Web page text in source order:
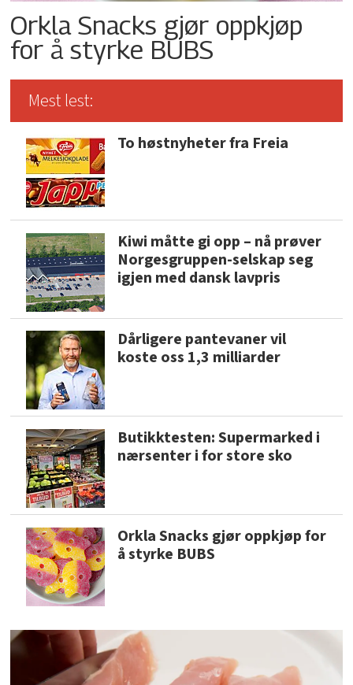
Orkla Snacks gjør oppkjøp
for å styrke BUBS
Mest lest:
To høstnyheter fra Freia
Kiwi måtte gi opp – nå prøver
Norgesgruppen-selskap seg
igjen med dansk lavpris
Dårligere pantevaner vil
koste oss 1,3 milliarder
Butikktesten: Supermarked i
nærsenter i for store sko
Orkla Snacks gjør oppkjøp for
å styrke BUBS